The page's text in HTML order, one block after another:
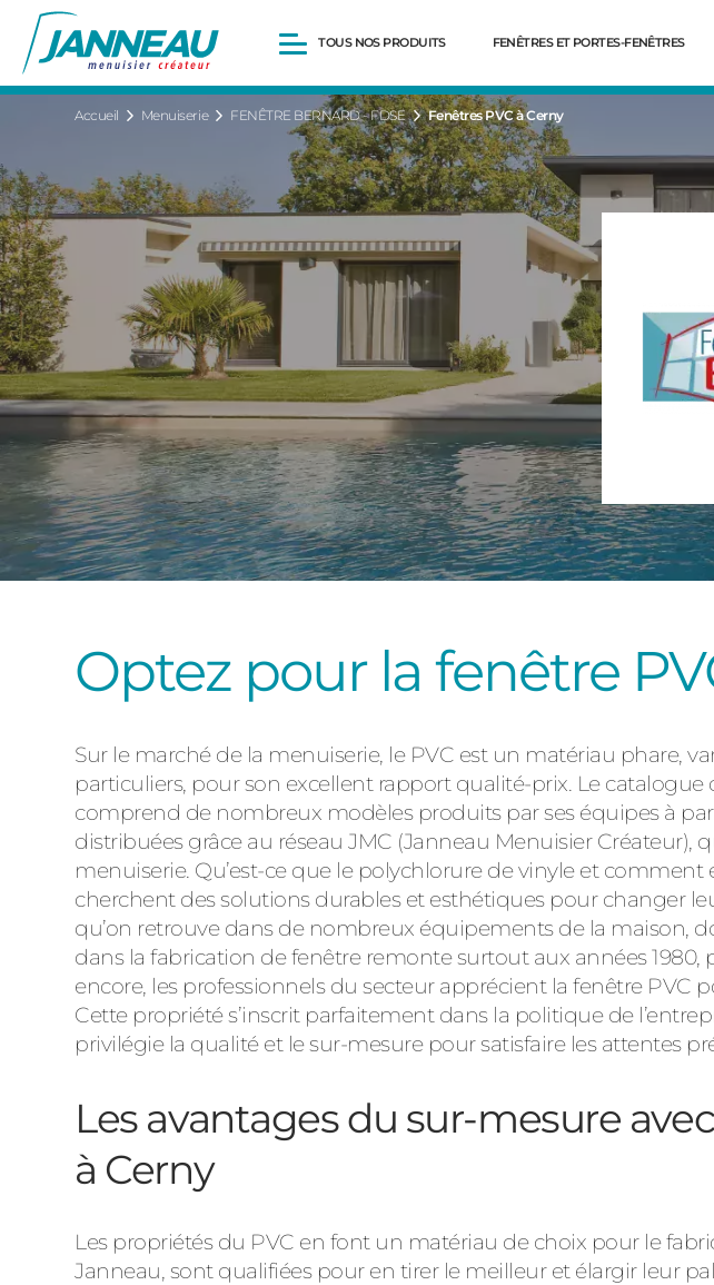
TOUS NOS PRODUITS
Portes d’entrée
Volets roulants
Portails et portillons
Carports
Clôtures
FENÊTRES ET PORTES-FENÊTRES
Accueil Menuiserie FENÊTRE BERNARD - FDSE Fenêtres PVC à Cerny
Optez pour la fenêtre
Sur le marché de la menuiserie, le PVC est un matériau phare,
particuliers, pour son excellent rapport qualité-prix. Le catalogue
comprend de nombreux modèles produits par ses équipes à
distribuées grâce au réseau JMC (Janneau Menuisier Créateur),
menuiserie. Qu’est-ce que le polychlorure de vinyle et
cherchent des solutions durables et esthétiques pour changer
qu’on retrouve dans de nombreux équipements de la maison,
dans la fabrication de fenêtre remonte surtout aux années
encore, les professionnels du secteur apprécient la fenêtre PVC
Cette propriété s’inscrit parfaitement dans la politique de
privilégie la qualité et le sur-mesure pour satisfaire les attentes
Les avantages du sur-mesure
à Cerny
Les propriétés du PVC en font un matériau de choix pour le
Janneau, sont qualifiées pour en tirer le meilleur et élargir leur